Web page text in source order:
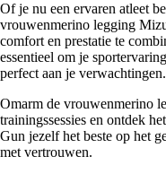
Of je nu een ervaren atleet
vrouwenmerino legging
comfort en prestatie te
essentieel om je
perfect aan je verwachtingen.
Omarm de vrouwenmerino
trainingssessies en ontdek
Gun jezelf het beste op het
met vertrouwen.